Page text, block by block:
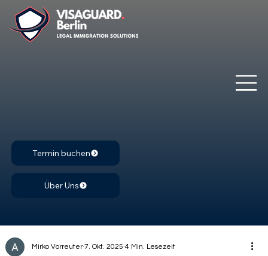
Termin buchen
Über Uns
Mirko Vorreuter 7. Okt. 2025 4 Min. Lesezeit